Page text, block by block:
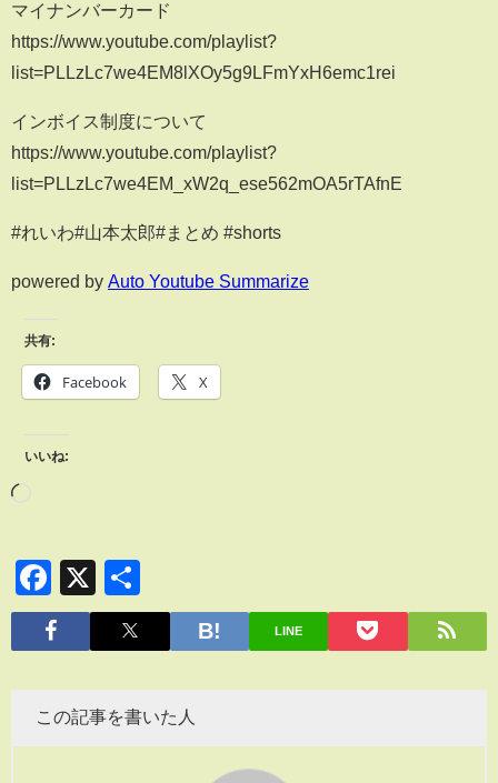
マイナンバーカード
https://www.youtube.com/playlist?
list=PLLzLc7we4EM8lXOy5g9LFmYxH6emc1rei
インボイス制度について
https://www.youtube.com/playlist?
list=PLLzLc7we4EM_xW2q_ese562mOA5rTAfnE
#れいわ#山本太郎#まとめ #shorts
powered by Auto Youtube Summarize
共有:
Facebook X
いいね:
Facebook
X
有
LINE
この記事を書いた人